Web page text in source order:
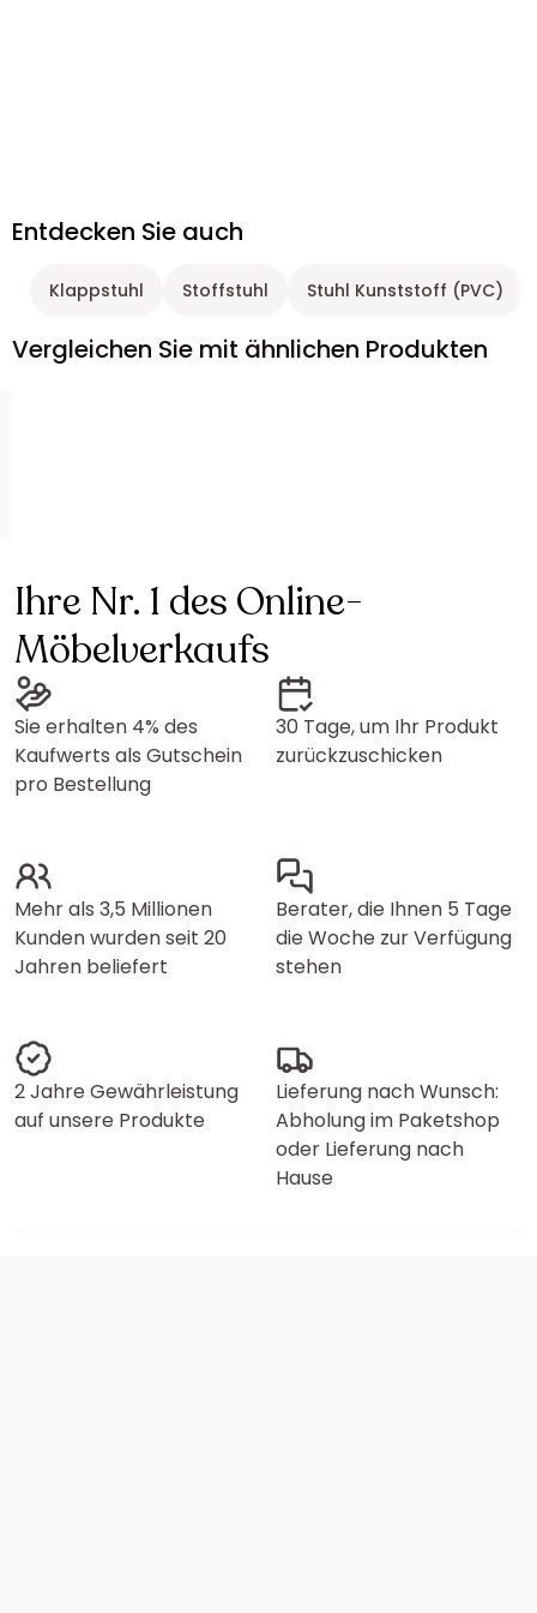
Entdecken Sie auch
Klappstuhl Stoffstuhl Stuhl Kunststoff (PVC)
Vergleichen Sie mit ähnlichen Produkten
Ihre Nr. 1 des Online-
Möbelverkaufs
Sie erhalten 4% des
Kaufwerts als Gutschein
pro Bestellung
30 Tage, um Ihr Produkt
zurückzuschicken
Mehr als 3,5 Millionen
Kunden wurden seit 20
Jahren beliefert
Berater, die Ihnen 5 Tage
die Woche zur Verfügung
stehen
2 Jahre Gewährleistung
auf unsere Produkte
Lieferung nach Wunsch:
Abholung im Paketshop
oder Lieferung nach
Hause